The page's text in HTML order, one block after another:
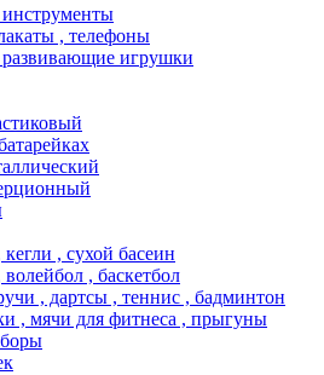
, телефоны
игрушки
, сухой басеин
, баскетбол
, дартсы , теннис , бадминтон
, мячи для фитнеса , прыгуны